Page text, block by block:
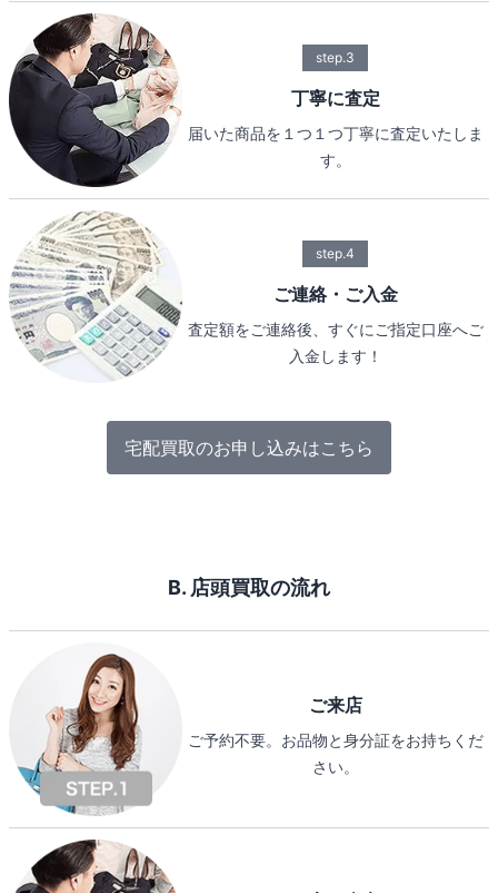
step.3
丁寧に査定
届いた商品を１つ１つ丁寧に査定いたしま
す。
step.4
ご連絡・ご入金
査定額をご連絡後、すぐにご指定口座へご
入金します！
宅配買取のお申し込みはこちら
B. 店頭買取の流れ
ご来店
ご予約不要。お品物と身分証をお持ちくだ
さい。